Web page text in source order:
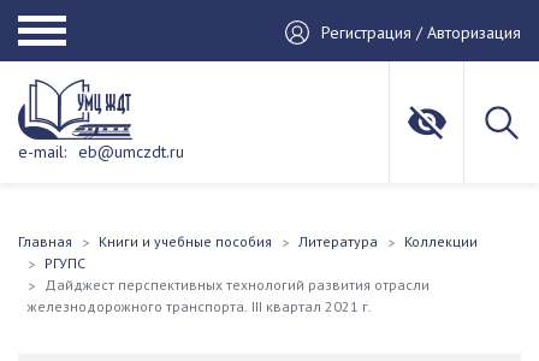
Регистрация / Авторизация
e-mail: eb@umczdt.ru
Главная Книги и учебные пособия Литература
Коллекции
РГУПС
Дайджест перспективных технологий развития отрасли
железнодорожного транспорта. III квартал 2021 г.